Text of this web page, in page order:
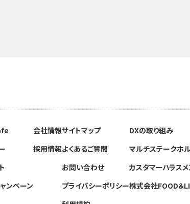
ンペーン
会社情報
採用情報
サイトマップ
よくあるご質問
お問い合わせ
プライバシーポリシー
DXの取り組み
マルチステークホ
カスタマーハラス
株式会社FOOD＆